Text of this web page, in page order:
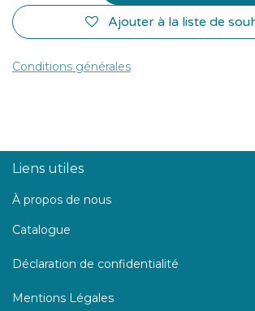
Ajouter à la liste de
Conditions générales
Liens utiles
À propos de nous
Catalogue
Déclaration de confidentialité
Mentions Légales